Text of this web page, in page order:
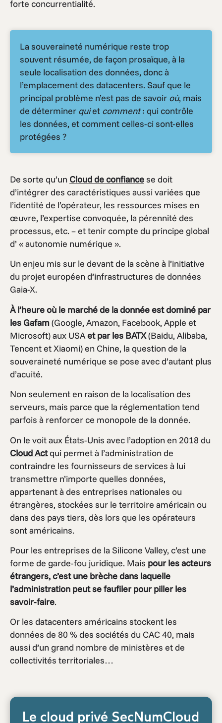
forte concurrentialité.
La souveraineté numérique reste trop
souvent résumée, de façon prosaïque, à la
seule localisation des données, donc à
l’emplacement des datacenters. Sauf que le
principal problème n’est pas de savoir où, mais
de déterminer quiet comment: qui contrôle
les données, et comment celles-ci sont-elles
protégées ?
De sorte qu’un Cloud de confiancese doit
d’intégrer des caractéristiques aussi variées que
l’identité de l’opérateur, les ressources mises en
œuvre, l’expertise convoquée, la pérennité des
processus, etc. – et tenir compte du principe global
d’ « autonomie numérique ».
Un enjeu mis sur le devant de la scène à l’initiative
du projet européen d’infrastructures de données
Gaia-X.
À l’heure où le marché de la donnée est dominé par
les Gafam(Google, Amazon, Facebook, Apple et
Microsoft) aux USAet par les BATX(Baidu, Alibaba,
Tencent et Xiaomi) en Chine, la question de la
souveraineté numérique se pose avec d’autant plus
d’acuité.
Non seulement en raison de la localisation des
serveurs, mais parce que la réglementation tend
parfois à renforcer ce monopole de la donnée.
On le voit aux États-Unis avec l’adoption en 2018 du
Cloud Actqui permet à l’administration de
contraindre les fournisseurs de services à lui
transmettre n’importe quelles données,
appartenant à des entreprises nationales ou
étrangères, stockées sur le territoire américain ou
dans des pays tiers, dès lors que les opérateurs
sont américains.
Pour les entreprises de la Silicone Valley, c’est une
forme de garde-fou juridique. Mais pour les acteurs
étrangers, c’est une brèche dans laquelle
l’administration peut se faufiler pour piller les
savoir-faire.
Or les datacenters américains stockent les
données de 80 % des sociétés du CAC 40, mais
aussi d’un grand nombre de ministères et de
collectivités territoriales…
Le cloud privé SecNumCloud